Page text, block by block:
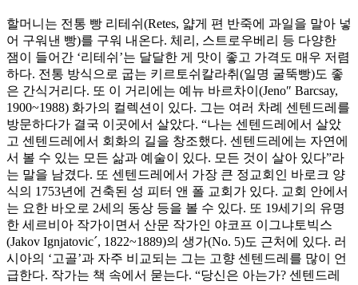
할머니는 전통 빵 리테쉬(Retes, 얇게 편 반죽에 과일을 말아 넣
어 구워낸 빵)를 구워 내온다. 체리, 스트로우베리 등 다양한
잼이 들어간 ‘리테쉬’는 달달한 게 맛이 좋고 가격도 매우 저렴
하다. 전통 방식으로 굽는 키르토쉬칼라취(일명 굴뚝빵)도 좋
은 간식거리다. 또 이 거리에는 예뉴 바르차이(Jeno″ Barcsay,
1900~1988) 화가의 컬렉션이 있다. 그는 여러 차례 센텐드레를
방문하다가 결국 이곳에서 살았다. “나는 센텐드레에서 살았
고 센텐드레에서 회화의 길을 창조했다. 센텐드레에는 자연에
서 볼 수 있는 모든 삶과 예술이 있다. 모든 것이 살아 있다”라
는 말을 남겼다. 또 센텐드레에서 가장 큰 정교회인 바로크 양
식의 1753년에 건축된 성 피터 앤 폴 교회가 있다. 교회 안에서
는 요한 바오로 2세의 동상 등을 볼 수 있다. 또 19세기의 유명
한 세르비아 작가이면서 산문 작가인 야코프 이그냐토빅스
(Jakov Ignjatovic´, 1822~1889)의 생가(No. 5)도 근처에 있다. 러
시아의 ‘고골’과 자주 비교되는 그는 고향 센텐드레를 많이 언
급한다. 작가는 책 속에서 묻는다. “당신은 아는가? 센텐드레